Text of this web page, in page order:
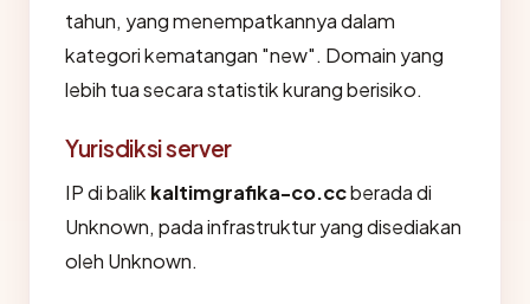
tahun, yang menempatkannya dalam
kategori kematangan "new". Domain yang
lebih tua secara statistik kurang berisiko.
Yurisdiksi server
IP di balik kaltimgrafika-co.ccberada di
Unknown, pada infrastruktur yang disediakan
oleh Unknown.